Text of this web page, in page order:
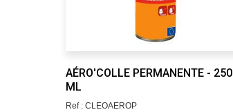
AÉRO'COLLE PERMANENTE - 250
ML
Ref : CLEOAEROP